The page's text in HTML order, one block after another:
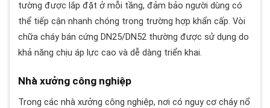
tường được lắp đặt ở mỗi tầng, đảm bảo người dùng có
thể tiếp cận nhanh chóng trong trường hợp khẩn cấp. Vòi
chữa cháy bán cứng DN25/DN52 thường được sử dụng do
khả năng chịu áp lực cao và dễ dàng triển khai.
Nhà xưởng công nghiệp
Trong các nhà xưởng công nghiệp, nơi có nguy cơ cháy nổ